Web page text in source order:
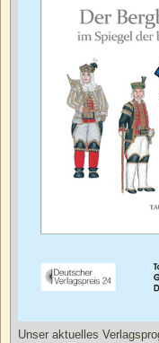
Unser aktuelles